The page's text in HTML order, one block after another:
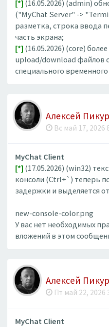
[*] (16.05.2026) (admin)
("MyChat Server" ->
разметка, строка ввода
часть экрана;
[*] (16.05.2026) (core)
upload/download файлов
специального
Алексей
Вс май 17, 2026
MyChat Client
[*] (17.05.2026) (win32)
консоли (Ctrl+`) теперь
задержки и выделяется
new-console-color.png
У вас нет необходимых
вложений в этом
Алексей
Пт май 22, 2026
MyChat Client